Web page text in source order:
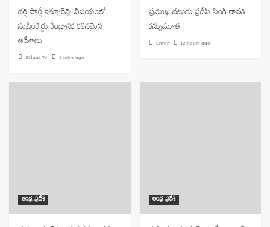
థర్డ్ పార్టీ ఇన్సూరెన్స్ విషయంలో
సుప్రీంకోర్టు కేంద్రానికి కఠినమైన
ఆదేశాలు..
9Staar Tv 5 mins ago
ప్రముఖ నటుడు ప్రదీప్ సింగ్ రావత్
కన్నుమూత
Eswar 12 hours ago
ఆంధ్ర ప్రదేశ్ ఆంధ్ర ప్రదేశ్